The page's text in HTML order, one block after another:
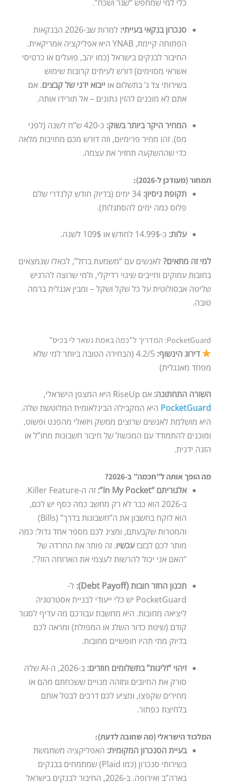
כלי למי שמחפש “שגר ושכח”.
סנכרון בנקאי בעייתי:
למרות שב-2026 הבנקאות
הפתוחה קיימת, YNAB היא אפליקציה אמריקאית.
החיבור לבנקים בישראל (כמו יהב, פועלים או כרטיסי
אשראי מסוימים) דורש לעיתים קרובות שימוש
בשירותי צד ג’ בתשלום או ייבוא ידני של קבצים. אם
אתם לא מוכנים להזין נתונים – אל תורידו אותה.
המחיר היקר ביותר בשוק:
כ-420 ש”ח לשנה (לפני
מס). זהו מחיר פרימיום, וזה דורש מכם מחויבות מלאה
כדי שההשקעה תחזיר את עצמה.
תמחור (מעודכן ל-2026):
תקופת ניסיון:
34 ימים (בדיוק חודש קלנדרי שלם
פלוס כמה ימים להסתגלות).
עלות: כ-14.99$ לחודש או 109$ לשנה.
למי זה מתאים?לאנשים עם “משמעת ברזל”, לכאלו שנמצאים
בחובות עמוקים וחייבים שינוי רדיקלי, ולמי שרוצה להרגיש
שליטה אבסולוטית על כל שקל ושקל – ומבין אנגלית ברמה
טובה.
PocketGuard: המדריך ל”כמה באמת נשאר לי בכיס”
דירוג הינשוף:
4.2/5 (הבחירה הטובה ביותר למי שלא
מפחד מאנגלית)
השורה התחתונה: אם RiseUp היא המצפן הישראלי,
PocketGuard היא המקבילה הבינלאומית המלוטשת שלה.
היא מושלמת לאנשים שרוצים ממשק ויזואלי מהפנט ופשוט,
ומוכנים להתמודד עם המכשול של חיבור חשבונות מחו”ל או
הזנה ידנית.
מה הופך אותה ל”חכמה” ב-2026?
אלגוריתם “In My Pocket”:
זה ה-Killer Feature.
ב-2026 הוא כבר לא רק מחשב כמה כסף יש לכם,
הוא לוקח בחשבון את ה”חשבונות בדרך” (Bills)
והמטרות שקבעתם, ומציג לכם מספר אחד גדול: כמה
מותר לכם לבזבזעכשיו. זה פותר את החרדה של
“האם אני יכול להרשות לעצמי את הארוחה הזו?”.
תכנון החזר חובות (Debt Payoff):
ל-
PocketGuard יש כלי ייעודי לבניית אסטרטגיה
ליציאה מחובות. היא מחשבת עבורכם מה עדיף לסגור
קודם (שיטת כדור השלג או המפולת) ומראה לכם
בדיוק מתי תהיו חופשיים מחובות.
זיהוי “זליגות” בתשלומים חוזרים:
ב-2026, ה-AI שלה
סורק את החיובים ומזהה מנויים ששכחתם מהם או
מחירים שקפצו, ומציע לכם דרכים לבטל אותם
בלחיצת כפתור.
המלכוד הישראלי (מה שחובה לדעת):
בעיית הסנכרון המקומית: האפליקציה משתמשת
בשירותי סנכרון (כמו Plaid) שמתמחים בבנקים
בארה”ב ואירופה. ב-2026, החיבור לבנקים בישראל